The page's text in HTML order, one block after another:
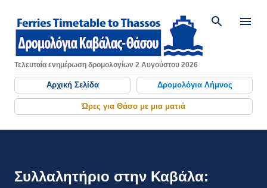
Μετάβαση στο κύριο περιεχόμενο
Τελευταία ενημέρωση δρομολογίων 2 Αυγούστου 2026
Αρχική Σελίδα Δρομολόγια Λήμνος
Ώρες για Θάσο με μια ματιά
Συλλαλητήριο στην Καβάλα: